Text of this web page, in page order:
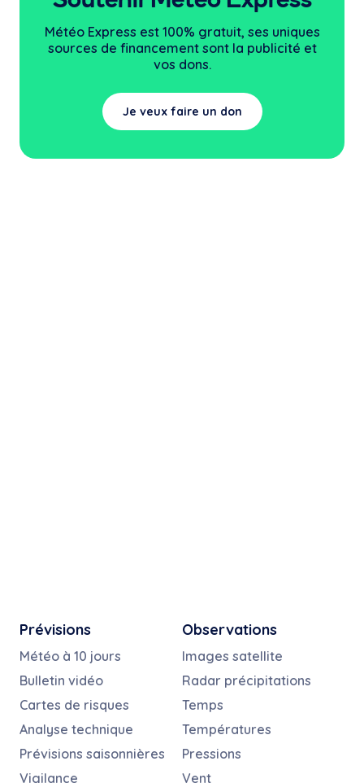
Météo Express est 100% gratuit, ses uniques
sources de financement sont la publicité et
vos dons.
Je veux faire un don
Prévisions
Météo à 10 jours
Bulletin vidéo
Cartes de risques
Analyse technique
Prévisions saisonnières
Vigilance
Observations
Images satellite
Radar précipitations
Temps
Températures
Pressions
Vent